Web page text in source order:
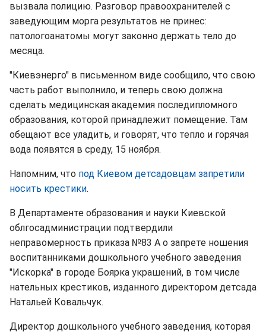
вызвала полицию. Разговор правоохранителей с
заведующим морга результатов не принес:
патологоанатомы могут законно держать тело до
месяца.
"Киевэнерго" в письменном виде сообщило, что свою
часть работ выполнило, и теперь свою должна
сделать медицинская академия последипломного
образования, которой принадлежит помещение. Там
обещают все уладить, и говорят, что тепло и горячая
вода появятся в среду, 15 ноября.
Напомним, что под Киевом детсадовцам запретили
носить крестики.
В Департаменте образования и науки Киевской
облгосадминистрации подтвердили
неправомерность приказа №83 А о запрете ношения
воспитанниками дошкольного учебного заведения
"Искорка" в городе Боярка украшений, в том числе
нательных крестиков, изданного директором детсада
Натальей Ковальчук.
Директор дошкольного учебного заведения, которая